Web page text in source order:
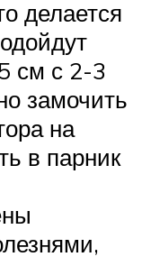
делается
см с 2-3
замочить
на
в парник